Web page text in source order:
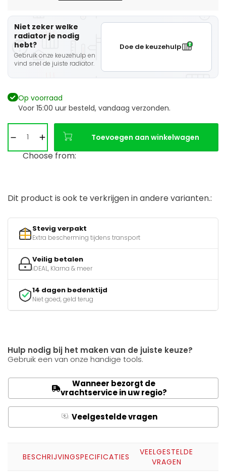
Niet zeker welke
radiator je nodig
hebt?
Gebruik onze keuzehulp en
vind snel de juiste radiator.
Doe de keuzehulp
Op voorraad
Voor 15:00 uur besteld, vandaag verzonden.
Toevoegen aan winkelwagen
Choose from:
Dit product is ook te verkrijgen in andere varianten.:
Stevig verpakt
Extra bescherming tijdens transport
Veilig betalen
iDEAL, Klarna & meer
14 dagen bedenktijd
Niet goed, geld terug
Hulp nodig bij het maken van de juiste keuze?
Gebruik een van onze handige tools.
Wanneer bezorgt de
vrachtservice in uw regio?
Q Veelgestelde vragen
BESCHRIJVINGSPECIFICATIES
VEELGESTELDE
VRAGEN